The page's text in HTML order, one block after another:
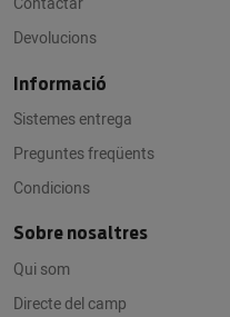
Devolucions
Informació
Sistemes entrega
Preguntes freqüents
Condicions
Sobre nosaltres
Qui som
Directe del camp